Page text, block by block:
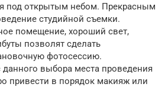
под открытым небом. Прекрасным
студийной съемки.
помещение, хороший свет,
позволят сделать
фотосессию.
выбора места проведения
привести в порядок макияж или